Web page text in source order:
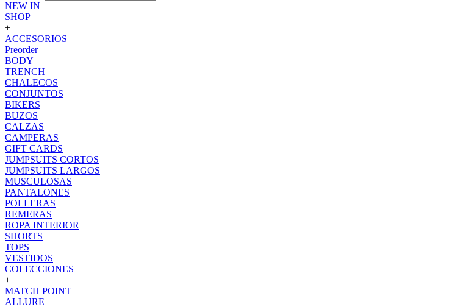
NEW IN
SHOP
+
ACCESORIOS
Preorder
BODY
TRENCH
CHALECOS
CONJUNTOS
BIKERS
BUZOS
CALZAS
CAMPERAS
GIFT CARDS
JUMPSUITS CORTOS
JUMPSUITS LARGOS
MUSCULOSAS
PANTALONES
POLLERAS
REMERAS
ROPA INTERIOR
SHORTS
TOPS
VESTIDOS
COLECCIONES
+
MATCH POINT
ALLURE